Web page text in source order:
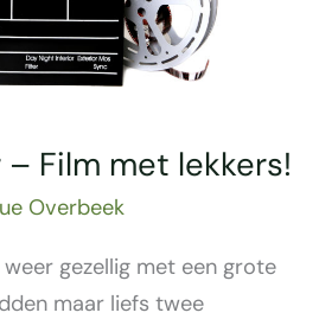
– Film met lekkers!
Overbeek
gezellig met een grote
maar liefs twee